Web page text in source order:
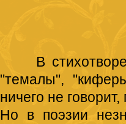
В
"темалы",
ничего не
Но в поэзии